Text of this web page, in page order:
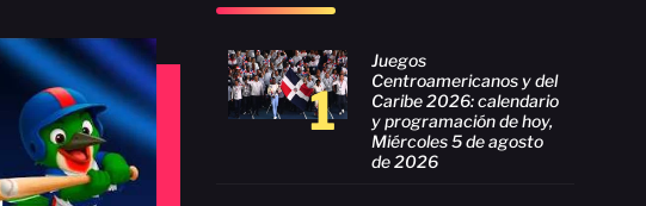
1
Juegos
Centroamericanos y del
Caribe 2026: calendario
y programación de hoy,
Miércoles 5 de agosto
de 2026